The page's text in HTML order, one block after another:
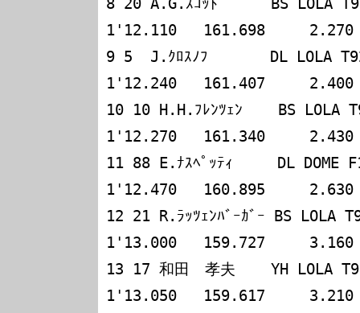
8 20 A.G.ｽｺｯﾄ      BS LOLA
1'12.110   161.698     2.270
9 5  J.ｸﾛｽﾉﾌ       DL LOLA
1'12.240   161.407     2.400
10 10 H.H.ﾌﾚﾝﾂｪﾝ    BS LOLA
1'12.270   161.340     2.430
11 88 E.ﾅｽﾍﾟｯﾃｨ     DL DOME
1'12.470   160.895     2.630
12 21 R.ﾗｯﾂｪﾝﾊﾞｰｶﾞｰ BS LOLA
1'13.000   159.727     3.160
13 17 和田　孝夫    YH LOLA
1'13.050   159.617     3.210